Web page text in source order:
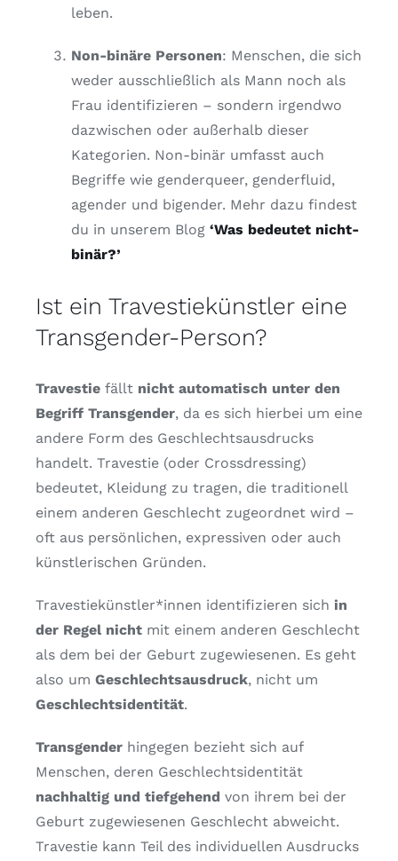
leben.
Non-binäre Personen: Menschen, die sich
weder ausschließlich als Mann noch als
Frau identifizieren – sondern irgendwo
dazwischen oder außerhalb dieser
Kategorien. Non-binär umfasst auch
Begriffe wie genderqueer, genderfluid,
agender und bigender. Mehr dazu findest
du in unserem Blog ‘Was bedeutet nicht-
binär?’
Ist ein Travestiekünstler eine
Transgender-Person?
Travestiefällt nicht automatisch unter den
Begriff Transgender, da es sich hierbei um eine
andere Form des Geschlechtsausdrucks
handelt. Travestie (oder Crossdressing)
bedeutet, Kleidung zu tragen, die traditionell
einem anderen Geschlecht zugeordnet wird –
oft aus persönlichen, expressiven oder auch
künstlerischen Gründen.
Travestiekünstler*innen identifizieren sich in
der Regel nichtmit einem anderen Geschlecht
als dem bei der Geburt zugewiesenen. Es geht
also um Geschlechtsausdruck, nicht um
Geschlechtsidentität.
Transgenderhingegen bezieht sich auf
Menschen, deren Geschlechtsidentität
nachhaltig und tiefgehend von ihrem bei der
Geburt zugewiesenen Geschlecht abweicht.
Travestie kann Teil des individuellen Ausdrucks